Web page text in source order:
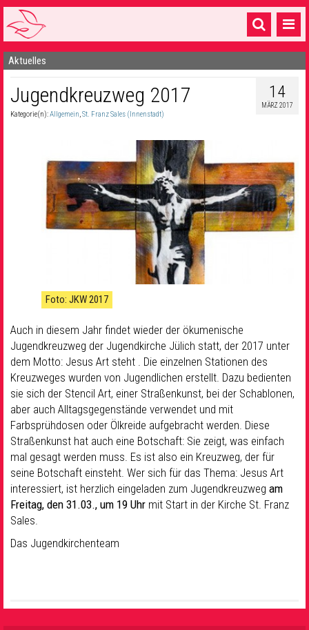
Startseite
1 Pfarrei
16 Gemeinden & mehr
Sakramente & Feste
Gemeinschaft & Soziales
Musik& Kultur
Aktuelles
14
MÄRZ 2017
Jugendkreuzweg 2017
Kategorie(n):Allgemein,St. Franz Sales (Innenstadt)
Foto: JKW 2017
Auch in diesem Jahr findet wieder der ökumenische
Jugendkreuzweg der Jugendkirche Jülich statt, der 2017 unter
dem Motto: Jesus Art steht . Die einzelnen Stationen des
Kreuzweges wurden von Jugendlichen erstellt. Dazu bedienten
sie sich der Stencil Art, einer Straßenkunst, bei der Schablonen,
aber auch Alltagsgegenstände verwendet und mit
Farbsprühdosen oder Ölkreide aufgebracht werden. Diese
Straßenkunst hat auch eine Botschaft: Sie zeigt, was einfach
mal gesagt werden muss. Es ist also ein Kreuzweg, der für
seine Botschaft einsteht. Wer sich für das Thema: Jesus Art
interessiert, ist herzlich eingeladen zum Jugendkreuzweg am
Freitag, den 31.03., um 19 Uhr mit Start in der Kirche St. Franz
Sales.
Das Jugendkirchenteam